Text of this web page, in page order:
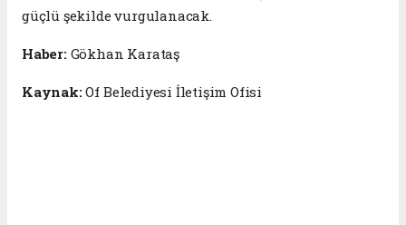
güçlü şekilde vurgulanacak.
Haber: Gökhan Karataş
Kaynak:Of Belediyesi İletişim Ofisi